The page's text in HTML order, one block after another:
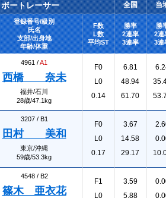
ボートレーサー 全国 当
登録番号/級別
氏名
支部/出身地
年齢/体重
F数
L数
平均ST
勝率
2連率
3連率
勝
2連
3連
4961 /A1
西橋 奈未
福井/石川
28歳/47.1kg
F0
L0
0.14
6.81
48.94
61.70
3207 / B1
田村 美和
東京/沖縄
59歳/53.3kg
F0
L0
0.17
3.67
14.58
29.17
4548 / B2
篠木 亜衣花
F1
L0
3.59
5.88